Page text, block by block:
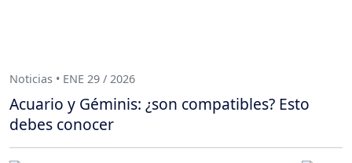
Noticias • ENE 29 / 2026
Acuario y Géminis: ¿son compatibles? Esto
debes conocer